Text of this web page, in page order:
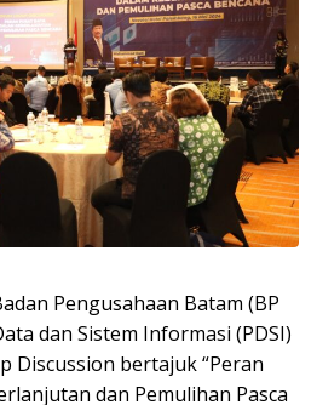
Pengusahaan Batam (BP
dan Sistem Informasi (PDSI)
Discussion bertajuk “Peran
dan Pemulihan Pasca